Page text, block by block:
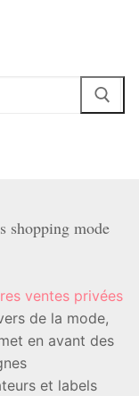
shopping mode
ventes privées
de la mode,
en avant des
et labels